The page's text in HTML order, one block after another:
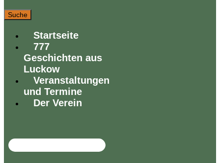
Suche
Startseite
777
Geschichten aus
Luckow
Veranstaltungen
und Termine
Der Verein